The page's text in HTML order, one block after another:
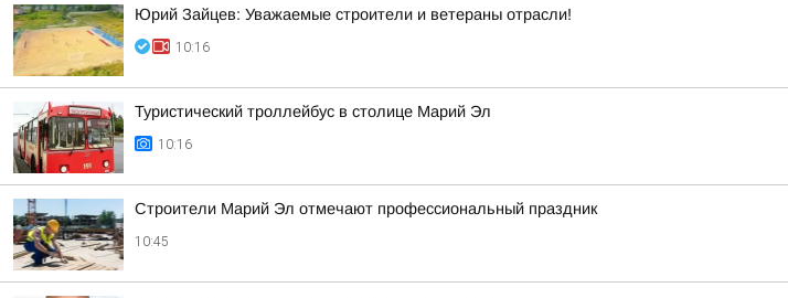
Юрий Зайцев: Уважаемые строители и ветераны отрасли!
10:16
Туристический троллейбус в столице Марий Эл
10:16
Строители Марий Эл отмечают профессиональный праздник
10:45